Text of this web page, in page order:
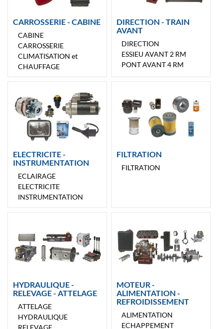
CARROSSERIE - CABINE
CABINE
CARROSSERIE
CLIMATISATION et
CHAUFFAGE
DIRECTION - TRAIN
AVANT
DIRECTION
ESSIEU AVANT 2 RM
PONT AVANT 4 RM
ELECTRICITE -
INSTRUMENTATION
ECLAIRAGE
ELECTRICITE
INSTRUMENTATION
FILTRATION
FILTRATION
HYDRAULIQUE -
RELEVAGE - ATTELAGE
ATTELAGE
HYDRAULIQUE
MOTEUR -
ALIMENTATION -
REFROIDISSEMENT
ALIMENTATION
ECHAPPEMENT